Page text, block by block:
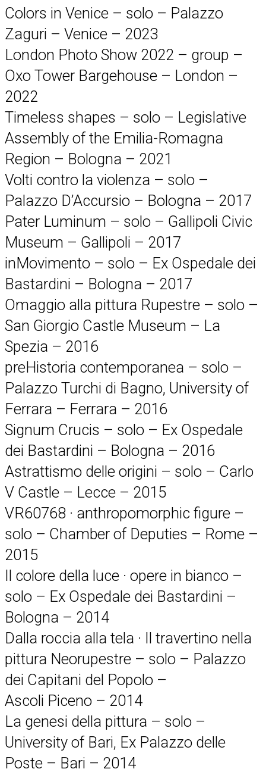
Colors in Venice – solo – Palazzo
Zaguri – Venice – 2023
London Photo Show 2022 – group –
Oxo Tower Bargehouse – London –
2022
Timeless shapes – solo – Legislative
Assembly of the Emilia-Romagna
Region – Bologna – 2021
Volti contro la violenza – solo –
Palazzo D’Accursio – Bologna – 2017
Pater Luminum – solo – Gallipoli Civic
Museum – Gallipoli – 2017
inMovimento – solo – Ex Ospedale dei
Bastardini – Bologna – 2017
Omaggio alla pittura Rupestre – solo –
San Giorgio Castle Museum – La
Spezia – 2016
preHistoria contemporanea – solo –
Palazzo Turchi di Bagno, University of
Ferrara – Ferrara – 2016
Signum Crucis – solo – Ex Ospedale
dei Bastardini – Bologna – 2016
Astrattismo delle origini – solo – Carlo
V Castle – Lecce – 2015
VR60768 · anthropomorphic figure –
solo – Chamber of Deputies – Rome –
2015
Il colore della luce · opere in bianco –
solo – Ex Ospedale dei Bastardini –
Bologna – 2014
Dalla roccia alla tela · Il travertino nella
pittura Neorupestre – solo – Palazzo
dei Capitani del Popolo –
Ascoli Piceno – 2014
La genesi della pittura – solo –
University of Bari, Ex Palazzo delle
Poste – Bari – 2014